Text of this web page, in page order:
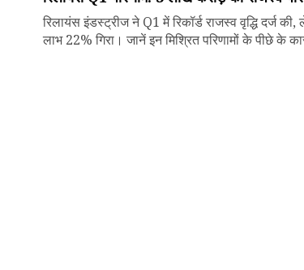
रिलायंस इंडस्ट्रीज ने Q1 में रिकॉर्ड राजस्व वृद्धि दर्ज की,
लाभ 22% गिरा। जानें इन मिश्रित परिणामों के पीछे के